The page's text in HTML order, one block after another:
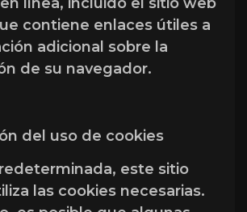
contiene enlaces útiles a
adicional sobre la
de su navegador.
del uso de cookies
este sitio
las cookies necesarias.